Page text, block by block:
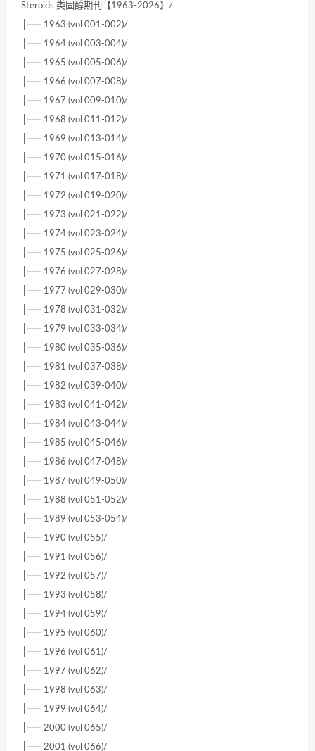
Steroids 类固醇期刊【1963-2026】/
├── 1963 (vol 001-002)/
├── 1964 (vol 003-004)/
├── 1965 (vol 005-006)/
├── 1966 (vol 007-008)/
├── 1967 (vol 009-010)/
├── 1968 (vol 011-012)/
├── 1969 (vol 013-014)/
├── 1970 (vol 015-016)/
├── 1971 (vol 017-018)/
├── 1972 (vol 019-020)/
├── 1973 (vol 021-022)/
├── 1974 (vol 023-024)/
├── 1975 (vol 025-026)/
├── 1976 (vol 027-028)/
├── 1977 (vol 029-030)/
├── 1978 (vol 031-032)/
├── 1979 (vol 033-034)/
├── 1980 (vol 035-036)/
├── 1981 (vol 037-038)/
├── 1982 (vol 039-040)/
├── 1983 (vol 041-042)/
├── 1984 (vol 043-044)/
├── 1985 (vol 045-046)/
├── 1986 (vol 047-048)/
├── 1987 (vol 049-050)/
├── 1988 (vol 051-052)/
├── 1989 (vol 053-054)/
├── 1990 (vol 055)/
├── 1991 (vol 056)/
├── 1992 (vol 057)/
├── 1993 (vol 058)/
├── 1994 (vol 059)/
├── 1995 (vol 060)/
├── 1996 (vol 061)/
├── 1997 (vol 062)/
├── 1998 (vol 063)/
├── 1999 (vol 064)/
├── 2000 (vol 065)/
├── 2001 (vol 066)/